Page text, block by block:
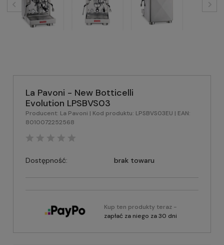
La Pavoni - New Botticelli
Evolution LPSBVS03
Producent: La Pavoni | Kod produktu: LPSBVS03EU | EAN:
8010072252568
Dostępność: brak towaru
Kup ten produkty teraz -
zapłać za niego za 30 dni